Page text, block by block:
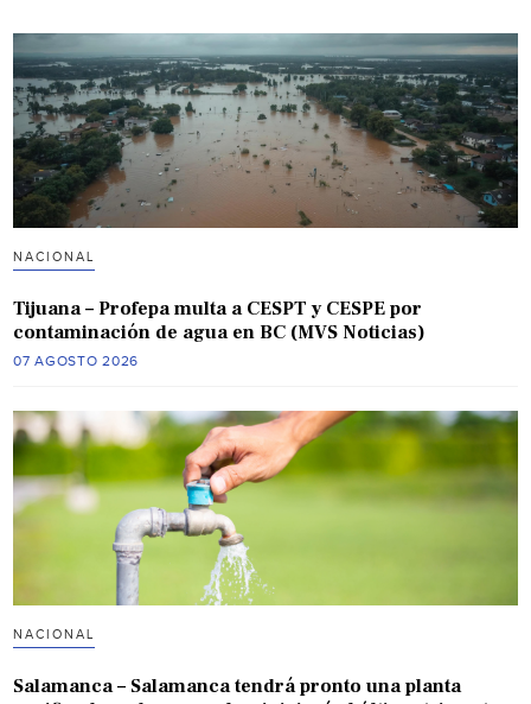
NACIONAL
Tijuana – Profepa multa a CESPT y CESPE por
contaminación de agua en BC (MVS Noticias)
07 AGOSTO 2026
NACIONAL
Salamanca – Salamanca tendrá pronto una planta